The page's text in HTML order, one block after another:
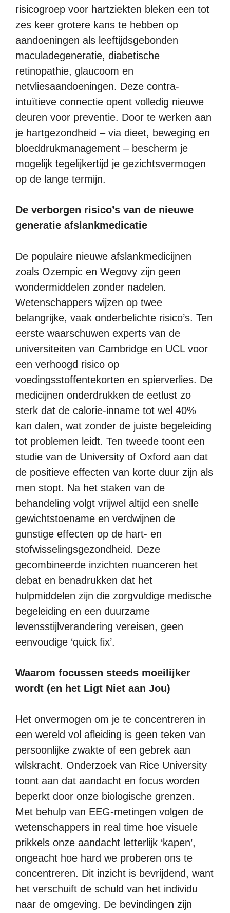
risicogroep voor hartziekten bleken een tot
zes keer grotere kans te hebben op
aandoeningen als leeftijdsgebonden
maculadegeneratie, diabetische
retinopathie, glaucoom en
netvliesaandoeningen. Deze contra-
intuïtieve connectie opent volledig nieuwe
deuren voor preventie. Door te werken aan
je hartgezondheid – via dieet, beweging en
bloeddrukmanagement – bescherm je
mogelijk tegelijkertijd je gezichtsvermogen
op de lange termijn.
De verborgen risico’s van de nieuwe
generatie afslankmedicatie
De populaire nieuwe afslankmedicijnen
zoals Ozempic en Wegovy zijn geen
wondermiddelen zonder nadelen.
Wetenschappers wijzen op twee
belangrijke, vaak onderbelichte risico’s. Ten
eerste waarschuwen experts van de
universiteiten van Cambridge en UCL voor
een verhoogd risico op
voedingsstoffentekorten en spierverlies. De
medicijnen onderdrukken de eetlust zo
sterk dat de calorie-inname tot wel 40%
kan dalen, wat zonder de juiste begeleiding
tot problemen leidt. Ten tweede toont een
studie van de University of Oxford aan dat
de positieve effecten van korte duur zijn als
men stopt. Na het staken van de
behandeling volgt vrijwel altijd een snelle
gewichtstoename en verdwijnen de
gunstige effecten op de hart- en
stofwisselingsgezondheid. Deze
gecombineerde inzichten nuanceren het
debat en benadrukken dat het
hulpmiddelen zijn die zorgvuldige medische
begeleiding en een duurzame
levensstijlverandering vereisen, geen
eenvoudige ‘quick fix’.
Waarom focussen steeds moeilijker
wordt (en het Ligt Niet aan Jou)
Het onvermogen om je te concentreren in
een wereld vol afleiding is geen teken van
persoonlijke zwakte of een gebrek aan
wilskracht. Onderzoek van Rice University
toont aan dat aandacht en focus worden
beperkt door onze biologische grenzen.
Met behulp van EEG-metingen volgen de
wetenschappers in real time hoe visuele
prikkels onze aandacht letterlijk ‘kapen’,
ongeacht hoe hard we proberen ons te
concentreren. Dit inzicht is bevrijdend, want
het verschuift de schuld van het individu
naar de omgeving. De bevindingen zijn